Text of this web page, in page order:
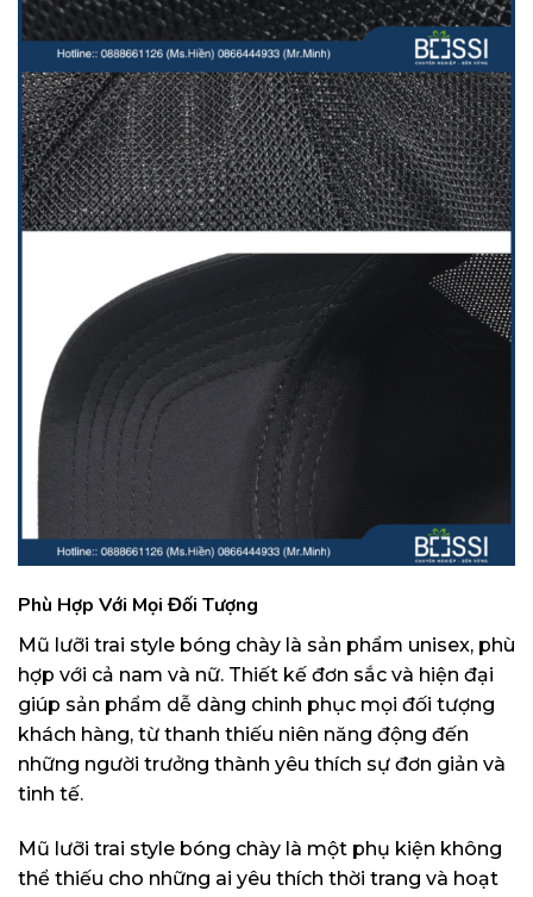
Phù Hợp Với Mọi Đối Tượng
Mũ lưỡi trai style bóng chày là sản phẩm unisex, phù
hợp với cả nam và nữ. Thiết kế đơn sắc và hiện đại
giúp sản phẩm dễ dàng chinh phục mọi đối tượng
khách hàng, từ thanh thiếu niên năng động đến
những người trưởng thành yêu thích sự đơn giản và
tinh tế.
Mũ lưỡi trai style bóng chày là một phụ kiện không
thể thiếu cho những ai yêu thích thời trang và hoạt